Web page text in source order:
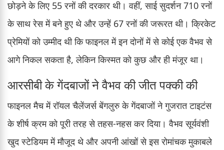
छोड़ने के लिए 55 रनों की दरकार थी। वहीं, साई सुदर्शन 710 रनों
के साथ रेस में बने हुए थे और उन्हें 67 रनों की जरूरत थी। क्रिकेट
प्रेमियों को उम्मीद थी कि फाइनल में इन दोनों में से कोई एक वैभव से
आगे निकल सकता है, लेकिन किस्मत को कुछ और ही मंजूर था।
आरसीबी के गेंदबाजों ने वैभव की जीत पक्की की
फाइनल मैच में रॉयल चैलेंजर्स बेंगलुरु के गेंदबाजों ने गुजरात टाइटंस
के शीर्ष क्रम को पूरी तरह से तहस-नहस कर दिया। वैभव सूर्यवंशी
खुद स्टेडियम में मौजूद थे और अपनी आंखों से इस रोमांचक मुकाबले